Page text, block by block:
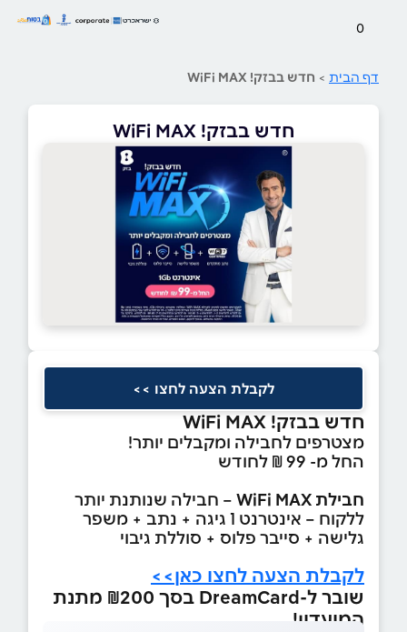
0
דף הבית > חדש בבזק! WiFi MAX
חדש בבזק! WiFi MAX
לקבלת הצעה לחצו >>
חדש בבזק! WiFi MAX
מצטרפים לחבילה ומקבלים יותר!
החל מ- 99 ₪ לחודש
חבילת WiFi MAX
– חבילה שנותנת יותר
ללקוח – אינטרנט 1 גיגה + נתב + משפר
גלישה + סייבר פלוס + סוללת גיבוי
לקבלת הצעה לחצו כאן>>
שובר ל-DreamCard בסך ₪200 מתנת
המועדון!